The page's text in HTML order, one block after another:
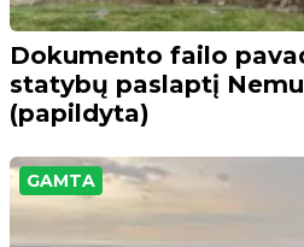
Dokumento failo
statybų paslaptį
(papildyta)
GAMTA